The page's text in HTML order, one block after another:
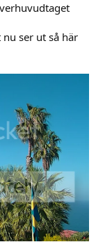
ser ut så här